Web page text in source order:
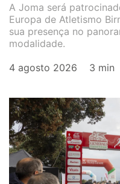
A Joma será
Europa de Atletismo
sua presença no
modalidade.
4 agosto 2026
3 min